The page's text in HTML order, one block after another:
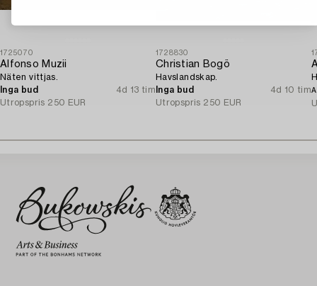
1725070
Alfonso Muzii
Näten vittjas.
Inga bud
4d 13 tim
Utropspris 250 EUR
1728830
Christian Bogö
Havslandskap.
Inga bud
4d 10 tim
Utropspris 250 EUR